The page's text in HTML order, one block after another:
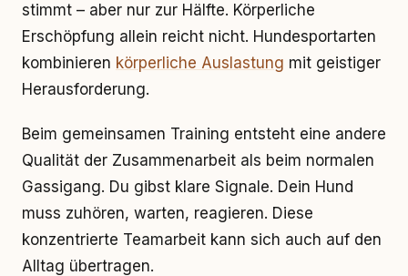
stimmt – aber nur zur Hälfte. Körperliche
Erschöpfung allein reicht nicht. Hundesportarten
kombinieren körperliche Auslastung mit geistiger
Herausforderung.
Beim gemeinsamen Training entsteht eine andere
Qualität der Zusammenarbeit als beim normalen
Gassigang. Du gibst klare Signale. Dein Hund
muss zuhören, warten, reagieren. Diese
konzentrierte Teamarbeit kann sich auch auf den
Alltag übertragen.